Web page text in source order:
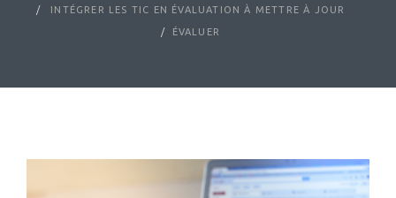
INTÉGRER LES TIC EN ÉVALUATION À METTRE À JOUR
ÉVALUER